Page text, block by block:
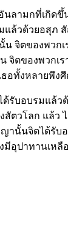
ลามกที่เกิดขึ้
ล้วด้วยอสุภ
จิตของพวกเ
ตของพวกเร
อทั้งหลายพึง
ด้รับอบรมแล้
ตวโลก แล้ว
านั้นจิตได้รั
อุปาทานเหลื